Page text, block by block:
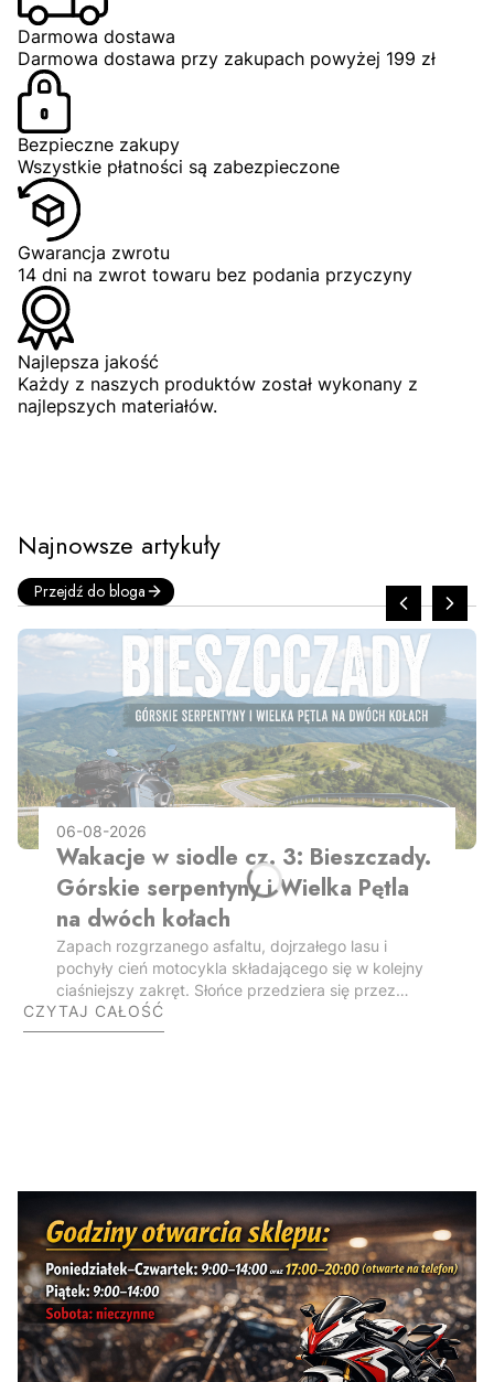
ZOBACZ PRODUKT
S M
Darmowa dostawa
Darmowa dostawa przy zakupach powyżej 199 zł
Bezpieczne zakupy
Wszystkie płatności są zabezpieczone
Gwarancja zwrotu
14 dni na zwrot towaru bez podania przyczyny
Najlepsza jakość
Każdy z naszych produktów został wykonany z
najlepszych materiałów.
Najnowsze artykuły
Przejdź do bloga
06-08-2026
Wakacje w siodle cz. 3: Bieszczady.
Górskie serpentyny i Wielka Pętla
na dwóch kołach
Zapach rozgrzanego asfaltu, dojrzałego lasu i
pochyły cień motocykla składającego się w kolejny
ciaśniejszy zakręt. Słońce przedziera się przez
gęste korony drzew, a rytmiczny mruk silnika niesie
się po cichych, dzikich dolinach. Gdy wyjeżdżasz na
absolutny klasyk na mapie każdego polskiego
motocyklisty.
CZYTAJ CAŁOŚĆ